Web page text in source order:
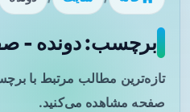
برچسب: دونده -
تازه‌ترین مطالب مرتبط با
صفحه مشاهده می‌کنید.